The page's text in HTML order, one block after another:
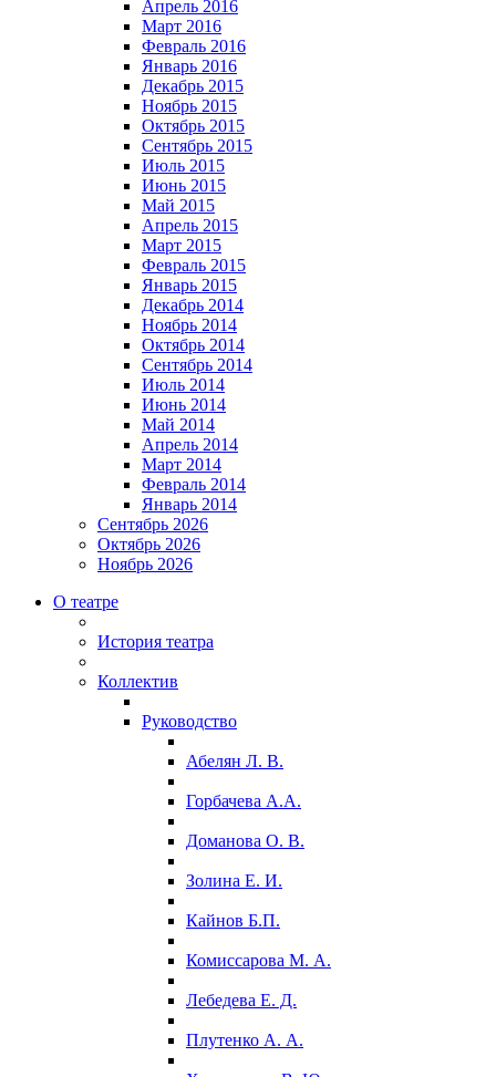
Апрель 2016
Март 2016
Февраль 2016
Январь 2016
Декабрь 2015
Ноябрь 2015
Октябрь 2015
Сентябрь 2015
Июль 2015
Июнь 2015
Май 2015
Апрель 2015
Март 2015
Февраль 2015
Январь 2015
Декабрь 2014
Ноябрь 2014
Октябрь 2014
Сентябрь 2014
Июль 2014
Июнь 2014
Май 2014
Апрель 2014
Март 2014
Февраль 2014
Январь 2014
Сентябрь 2026
Октябрь 2026
Ноябрь 2026
О театре
История театра
Коллектив
Руководство
Абелян Л. В.
Горбачева А.А.
Доманова О. В.
Золина Е. И.
Кайнов Б.П.
Комиссарова М. А.
Лебедева Е. Д.
Плутенко А. А.